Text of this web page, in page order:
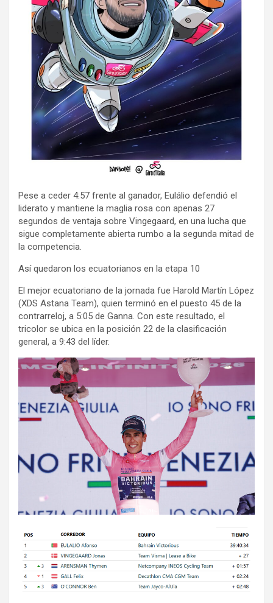
Pese a ceder 4:57 frente al ganador, Eulálio defendió el
liderato y mantiene la maglia rosa con apenas 27
segundos de ventaja sobre Vingegaard, en una lucha que
sigue completamente abierta rumbo a la segunda mitad de
la competencia.
Así quedaron los ecuatorianos en la etapa 10
El mejor ecuatoriano de la jornada fue Harold Martín López
(XDS Astana Team), quien terminó en el puesto 45 de la
contrarreloj, a 5:05 de Ganna. Con este resultado, el
tricolor se ubica en la posición 22 de la clasificación
general, a 9:43 del líder.